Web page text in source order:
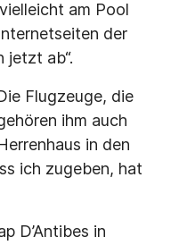
am Pool
der
jetzt ab“.
Flugzeuge, die
ihm auch
in den
ich zugeben, hat
D’Antibes in